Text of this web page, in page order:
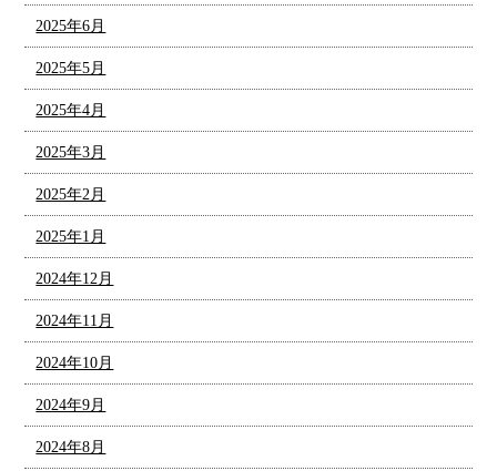
2025年6月
2025年5月
2025年4月
2025年3月
2025年2月
2025年1月
2024年12月
2024年11月
2024年10月
2024年9月
2024年8月